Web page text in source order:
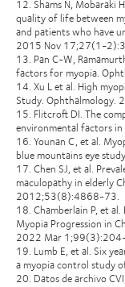
12. Shams N, Mobaraki
quality of life between
and patients who have
2015 Nov 17;27(1-
13. Pan C-W,
factors for myopia.
14. Xu L et al. High
Study.
15. Flitcroft DI. The
environmental factors
16. Younan C, et al.
blue mountains eye
17. Chen SJ, et al.
maculopathy in elderly
2012;53(8):4868-73.
18. Chamberlain P, et
Myopia Progression in
2022 Mar
19. Lumb E, et al. Six
a myopia control study
20. Datos de archivo